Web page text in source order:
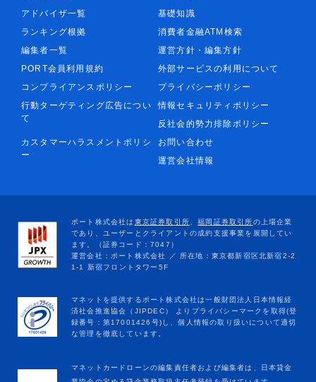
アドバイザ一覧
基礎知識
ランキング根拠
消費者金融ATM検索
編集者一覧
運営方針・編集方針
PORT会員利用規約
外部サービスの利用について
コンプライアンスポリシー
プライバシーポリシー
行動ターゲティング広告につい
て
情報セキュリティポリシー
反社会的勢力排除ポリシー
カスタマーハラスメントポリシ
ー
お問い合わせ
運営会社情報
マネットカードローンの編集責任者および編集者は、日本貸金